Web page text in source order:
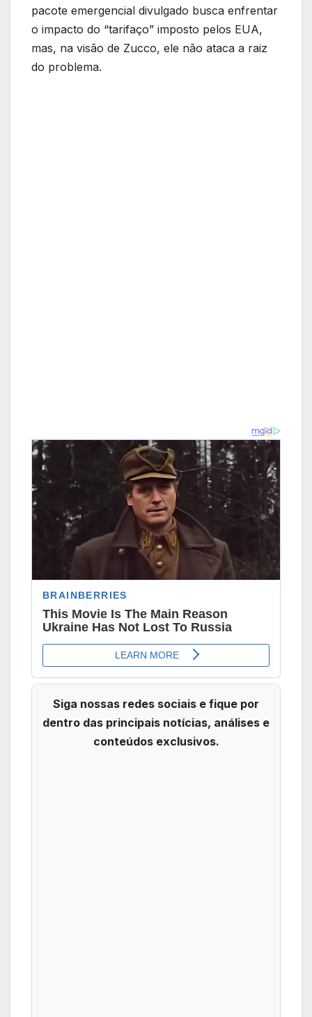
pacote emergencial divulgado busca enfrentar
o impacto do “tarifaço” imposto pelos EUA,
mas, na visão de Zucco, ele não ataca a raiz
do problema.
Siga nossas redes sociais e fique por
dentro das principais notícias, análises e
conteúdos exclusivos.